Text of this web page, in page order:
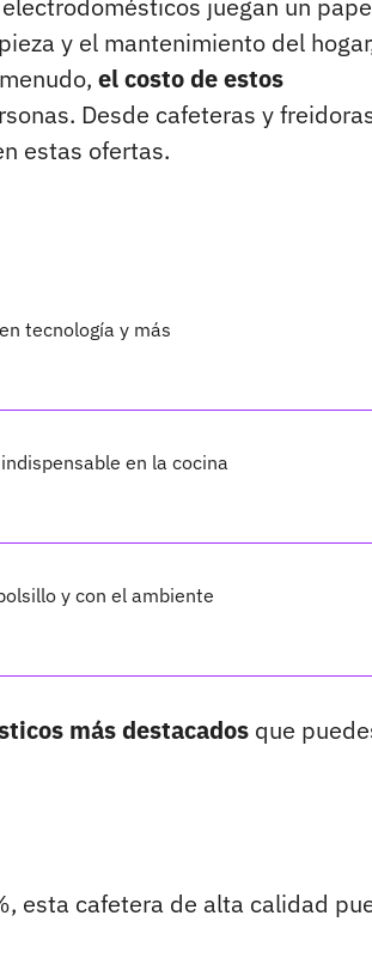
juegan un
y el mantenimiento del
el costo de estos
Desde cafeteras y
estas ofertas.
tecnología y más
en la cocina
y con el ambiente
más destacados que
esta cafetera de alta calidad